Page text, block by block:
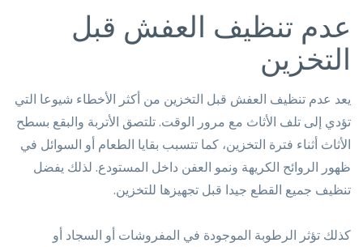
عدم تنظيف العفش قبل
التخزين
يعد عدم تنظيف العفش قبل التخزين من أكثر الأخطاء شيوعا التي
تؤدي إلى تلف الأثاث مع مرور الوقت. تلتصق الأتربة والبقع بسطح
الأثاث أثناء فترة التخزين، كما تتسبب بقايا الطعام أو السوائل في
ظهور الروائح الكريهة ونمو العفن داخل المستودع. لذلك يفضل
تنظيف جميع القطع جيدا قبل تجهيزها للتخزين.
كذلك تؤثر الرطوبة الموجودة في المفروشات أو السجاد أو